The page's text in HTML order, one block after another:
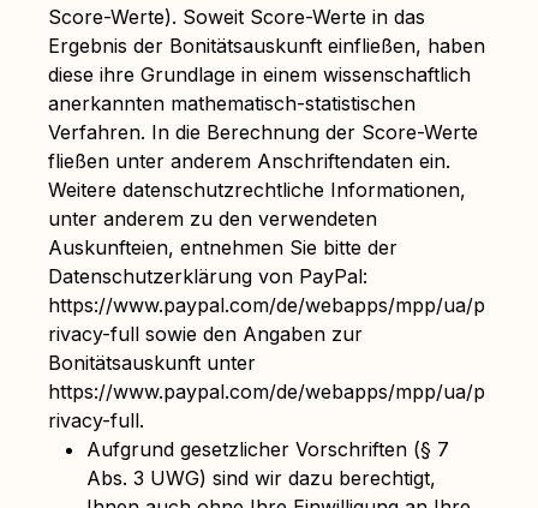
Score-Werte). Soweit Score-Werte in das
Ergebnis der Bonitätsauskunft einfließen, haben
diese ihre Grundlage in einem wissenschaftlich
anerkannten mathematisch-statistischen
Verfahren. In die Berechnung der Score-Werte
fließen unter anderem Anschriftendaten ein.
Weitere datenschutzrechtliche Informationen,
unter anderem zu den verwendeten
Auskunfteien, entnehmen Sie bitte der
Datenschutzerklärung von PayPal:
https://www.paypal.com/de/webapps/mpp/ua/p
rivacy-full sowie den Angaben zur
Bonitätsauskunft unter
https://www.paypal.com/de/webapps/mpp/ua/p
rivacy-full.
Aufgrund gesetzlicher Vorschriften (§ 7
Abs. 3 UWG) sind wir dazu berechtigt,